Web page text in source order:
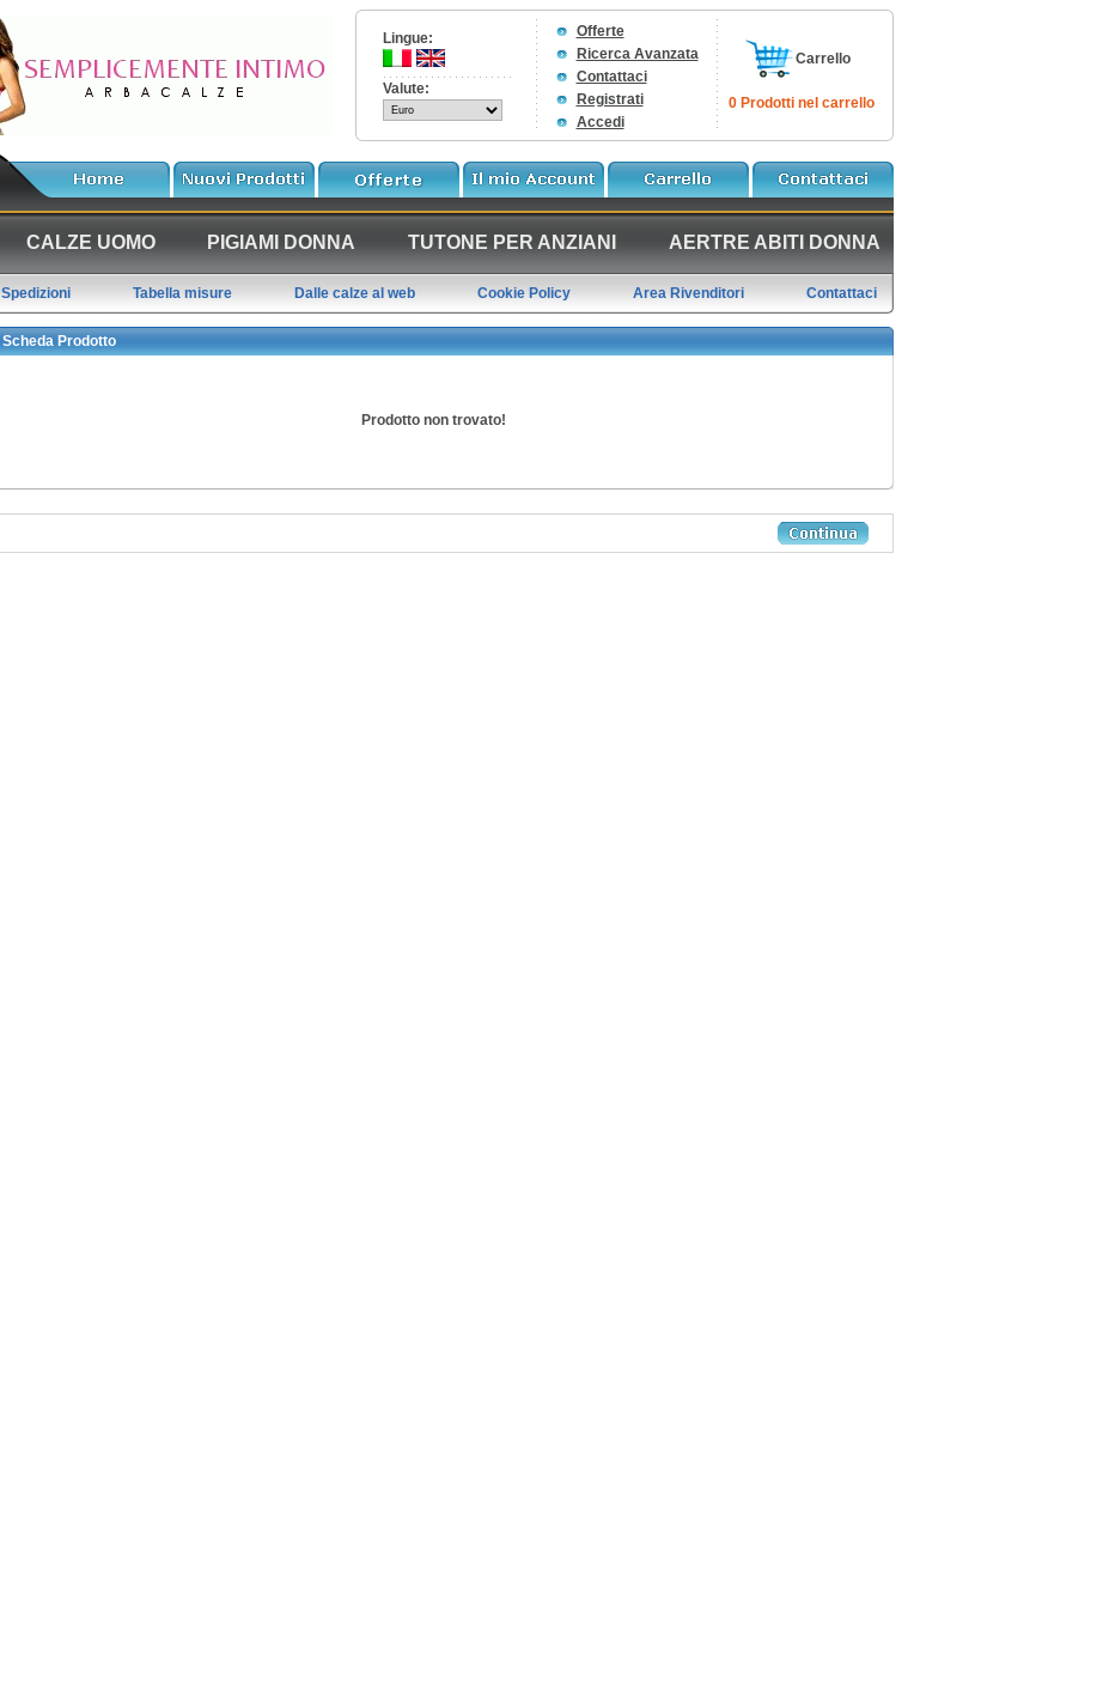
Lingue:
Valute:
Offerte
Ricerca Avanzata
Contattaci
Registrati
Accedi
Carrello
0 Prodotti nel carrello
CALZE UOMO PIGIAMI DONNA TUTONE PER ANZIANI AERTRE ABITI DONNA
Spedizioni Tabella misure Dalle calze al web Cookie Policy Area Rivenditori Contattaci
Scheda Prodotto
Prodotto non trovato!